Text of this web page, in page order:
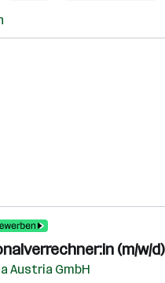
(m/w/d)
Austria GmbH